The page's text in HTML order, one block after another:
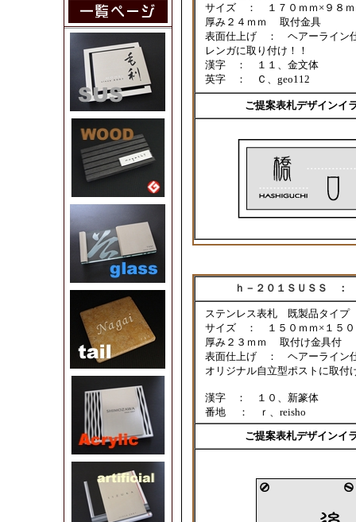
サイズ ： １７０ ｍｍ×９８
厚み２４ｍｍ 取付金具
表面仕上げ ： ヘアーライン
レンガに取り付け！！
漢字 ： １１、金文体
英字 ： Ｃ、geo112
ご提案表札デザインイ
ｈ－２０１ＳＵＳＳ ：
ステンレス表札 既製品タイ
サイズ ： １５０ｍｍ×１５
厚み２３ｍｍ 取付け金具付
表面仕上げ ： ヘアーライン
オリジナル自立型ポストに取付
漢字 ： １０、新篆体
番地 ： ｒ、reisho
ご提案表札デザインイ